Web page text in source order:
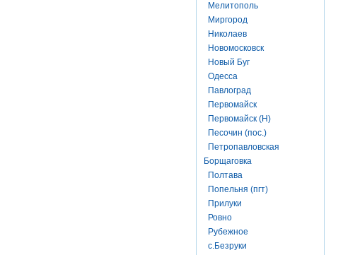
Мелитополь
Миргород
Николаев
Новомосковск
Новый Буг
Одесса
Павлоград
Первомайск
Первомайск (Н)
Песочин (пос.)
Петропавловская
Борщаговка
Полтава
Попельня (пгт)
Прилуки
Ровно
Рубежное
с.Безруки